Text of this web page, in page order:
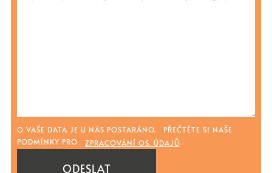
O VAŠE DATA JE U NÁS POSTARÁNO. PŘEČTĚTE SI NAŠE
PODMÍNKY PRO ZPRACOVÁNÍ OS. ÚDAJŮ.